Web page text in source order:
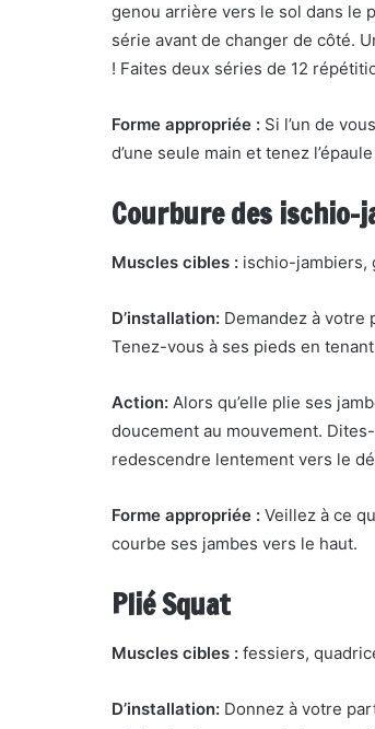
genou arrière vers le sol dans le
série avant de changer de côté.
! Faites deux séries de 12
Forme appropriée : Si l’un de
d’une seule main et tenez
Courbure des ischio-
Muscles cibles : ischio-jambiers,
D’installation: Demandez à votre
Tenez-vous à ses pieds en
Action: Alors qu’elle plie ses
doucement au mouvement.
redescendre lentement vers le
Forme appropriée : Veillez à ce
courbe ses jambes vers le haut.
Plié Squat
Muscles cibles : fessiers,
D’installation: Donnez à votre